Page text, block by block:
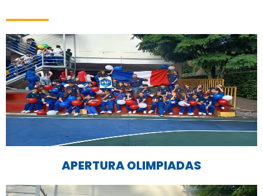
APERTURA OLIMPIADAS